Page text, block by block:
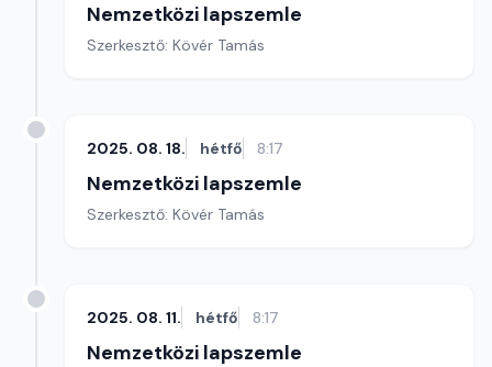
Nemzetközi lapszemle
Szerkesztő: Kövér Tamás
2025. 08. 18. hétfő 8:17
Nemzetközi lapszemle
Szerkesztő: Kövér Tamás
2025. 08. 11. hétfő 8:17
Nemzetközi lapszemle